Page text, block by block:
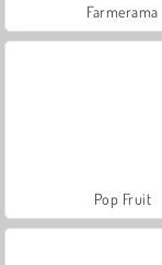
Farmerama
Pop Fruit